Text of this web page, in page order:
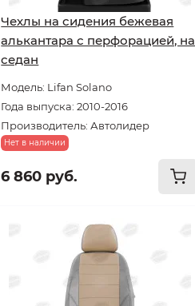
Чехлы на сидения бежевая
алькантара с перфорацией, на
седан
Модель: Lifan Solano
Года выпуска: 2010-2016
Производитель: Автолидер
Нет в наличии
6 860 руб.